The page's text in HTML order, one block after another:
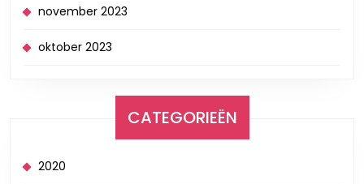
november 2023
oktober 2023
CATEGORIEËN
2020